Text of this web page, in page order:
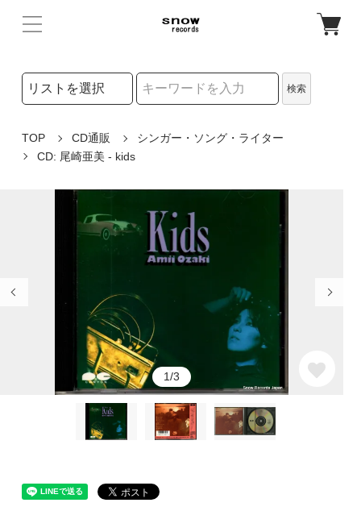
検索リストの選択
検索
TOP CD通販
シンガー・ソング・ライター
CD: 尾崎亜美 - kids
1/3